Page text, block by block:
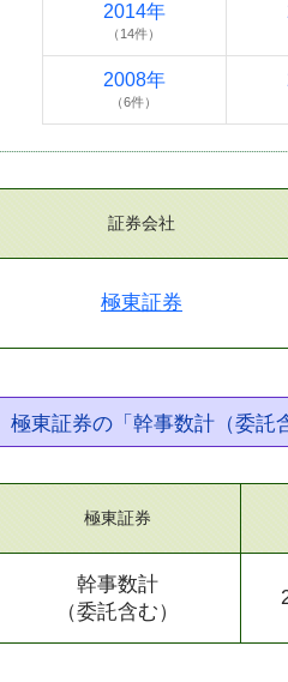
2014年
（14件）
2008年
（6件）
証券会社
極東証券
極東証券の「幹事数計（委託
極東証券
幹事数計
（委託含む）